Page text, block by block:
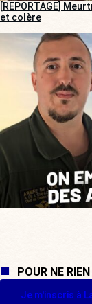
[REPORTAGE]
et colère
POUR NE
Je m'inscris à